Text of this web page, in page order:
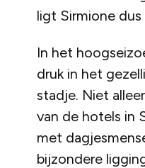
ligt Sirmione
In het
druk in het
stadje. Niet
van de hotels in
met
bijzondere